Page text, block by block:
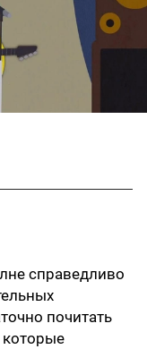
справедливо
почитать